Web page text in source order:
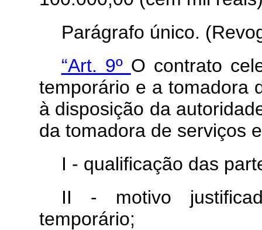
Parágrafo único.
“Art. 9º O contrato
temporário e a tomadora
à disposição da
da tomadora de serviços
I - qualificação das
II - motivo
temporário;